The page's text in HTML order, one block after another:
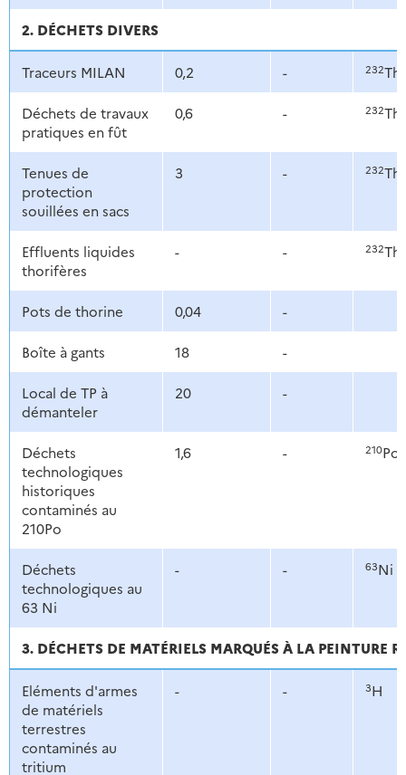
2. DÉCHETS DIVERS
Traceurs MILAN 0,2 - 232Th
Déchets de travaux
pratiques en fût
0,6 - 232Th
Tenues de
protection
souillées en sacs
3 - 232Th
Effluents liquides
thorifères
- - 232Th
Pots de thorine 0,04 -
Boîte à gants 18 -
Local de TP à
démanteler
20 -
Déchets
technologiques
historiques
contaminés au
210Po
1,6 - 210Po
Déchets
technologiques au
63 Ni
- - 63Ni
3. DÉCHETS DE MATÉRIELS MARQUÉS À LA PEINTURE
Eléments d'armes
de matériels
terrestres
contaminés au
tritium
- - 3H